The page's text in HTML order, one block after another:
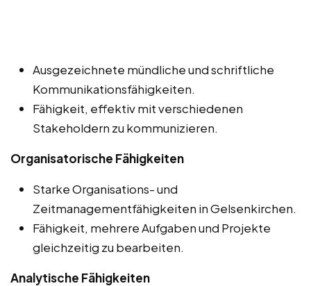
Ausgezeichnete mündliche und schriftliche
Kommunikationsfähigkeiten.
Fähigkeit, effektiv mit verschiedenen
Stakeholdern zu kommunizieren.
Organisatorische Fähigkeiten
Starke Organisations- und
Zeitmanagementfähigkeiten in Gelsenkirchen.
Fähigkeit, mehrere Aufgaben und Projekte
gleichzeitig zu bearbeiten.
Analytische Fähigkeiten